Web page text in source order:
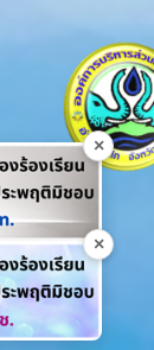
×
×